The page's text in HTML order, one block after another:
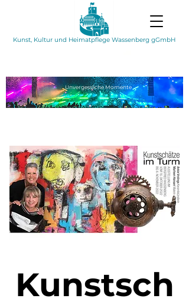
Kunst, Kultur und Heimatpflege Wassenberg gGmbH
UnvergesslicheMomente
Kunstsch